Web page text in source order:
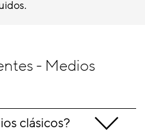
- Medios
clásicos?